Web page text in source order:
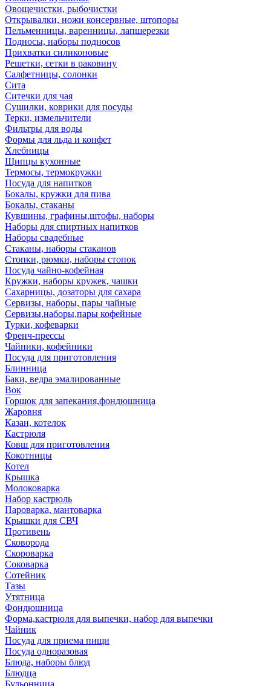
Овощечистки, рыбочистки
Открывалки, ножи консервные, штопоры
Пельменницы, варенницы, лапшерезки
Подносы, наборы подносов
Прихватки силиконовые
Решетки, сетки в раковину
Салфетницы, солонки
Сита
Ситечки для чая
Сушилки, коврики для посуды
Терки, измельчители
Фильтры для воды
Формы для льда и конфет
Хлебницы
Щипцы кухонные
Термосы, термокружки
Посуда для напитков
Бокалы, кружки для пива
Бокалы, стаканы
Кувшины, графины,штофы, наборы
Наборы для спиртных напитков
Наборы свадебные
Стаканы, наборы стаканов
Стопки, рюмки, наборы стопок
Посуда чайно-кофейная
Кружки, наборы кружек, чашки
Сахарницы, дозаторы для сахара
Сервизы, наборы, пары чайные
Сервизы,наборы,пары кофейные
Турки, кофеварки
Френч-прессы
Чайники, кофейники
Посуда для приготовления
Блинница
Баки, ведра эмалированные
Вок
Горшок для запекания,фондюшница
Жаровня
Казан, котелок
Кастрюля
Ковш для приготовления
Кокотницы
Котел
Крышка
Молоковарка
Набор кастрюль
Пароварка, мантоварка
Крышки для СВЧ
Противень
Сковорода
Скороварка
Соковарка
Сотейник
Тазы
Утятница
Фондюшница
Форма,кастрюля для выпечки, набор для выпечки
Чайник
Посуда для приема пищи
Посуда одноразовая
Блюда, наборы блюд
Блюдца
Бульонница